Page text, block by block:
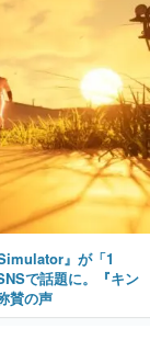
』が「1
で話題に。『キン
賛の声